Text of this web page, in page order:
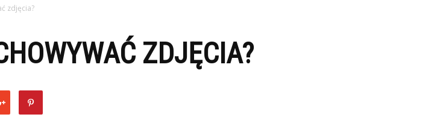
zdjęcia?
ZDJĘCIA?